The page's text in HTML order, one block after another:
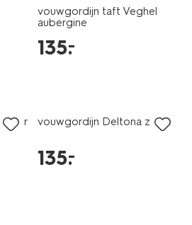
vouwgordijn taft Veghel
aubergine
135.
–
ivoor vouwgordijn Deltona zand
135.
–